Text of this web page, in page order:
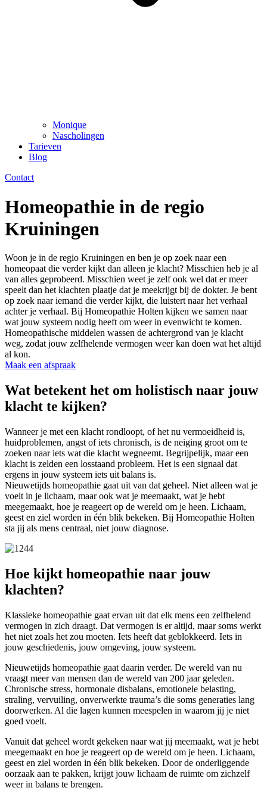
Monique
Nascholingen
Tarieven
Blog
Contact
Homeopathie in de regio
Kruiningen
Woon je in de regio Kruiningen en ben je op zoek naar een
homeopaat die verder kijkt dan alleen je klacht? Misschien heb je al
van alles geprobeerd. Misschien weet je zelf ook wel dat er meer
speelt dan het klachten plaatje dat je meekrijgt bij de dokter. Je bent
op zoek naar iemand die verder kijkt, die luistert naar het verhaal
achter je verhaal. Bij Homeopathie Holten kijken we samen naar
wat jouw systeem nodig heeft om weer in evenwicht te komen.
Homeopathische middelen wassen de achtergrond van je klacht
weg, zodat jouw zelfhelende vermogen weer kan doen wat het altijd
al kon.
Maak een afspraak
Wat betekent het om holistisch naar jouw
klacht te kijken?
Wanneer je met een klacht rondloopt, of het nu vermoeidheid is,
huidproblemen, angst of iets chronisch, is de neiging groot om te
zoeken naar iets wat die klacht wegneemt. Begrijpelijk, maar een
klacht is zelden een losstaand probleem. Het is een signaal dat
ergens in jouw systeem iets uit balans is.
Nieuwetijds homeopathie gaat uit van dat geheel. Niet alleen wat je
voelt in je lichaam, maar ook wat je meemaakt, wat je hebt
meegemaakt, hoe je reageert op de wereld om je heen. Lichaam,
geest en ziel worden in één blik bekeken. Bij Homeopathie Holten
sta jij als mens centraal, niet jouw diagnose.
Hoe kijkt homeopathie naar jouw
klachten?
Klassieke homeopathie gaat ervan uit dat elk mens een zelfhelend
vermogen in zich draagt. Dat vermogen is er altijd, maar soms werkt
het niet zoals het zou moeten. Iets heeft dat geblokkeerd. Iets in
jouw geschiedenis, jouw omgeving, jouw systeem.
Nieuwetijds homeopathie gaat daarin verder. De wereld van nu
vraagt meer van mensen dan de wereld van 200 jaar geleden.
Chronische stress, hormonale disbalans, emotionele belasting,
straling, vervuiling, onverwerkte trauma’s die soms generaties lang
doorwerken. Al die lagen kunnen meespelen in waarom jij je niet
goed voelt.
Vanuit dat geheel wordt gekeken naar wat jij meemaakt, wat je hebt
meegemaakt en hoe je reageert op de wereld om je heen. Lichaam,
geest en ziel worden in één blik bekeken. Door de onderliggende
oorzaak aan te pakken, krijgt jouw lichaam de ruimte om zichzelf
weer in balans te brengen.